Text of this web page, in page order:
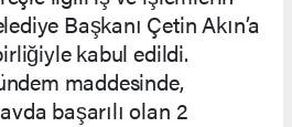
Başkanı Çetin Akın’a
kabul edildi.
maddesinde,
başarılı olan 2